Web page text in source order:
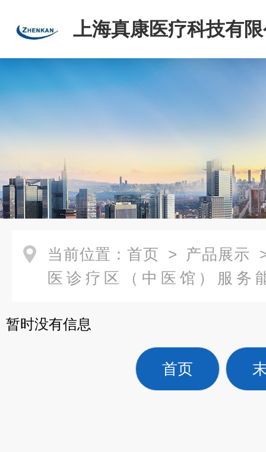
上海真康医疗科技有
当前位置： 首页 > 产品展示
医诊疗区（中医馆）服务
暂时没有信息
首页